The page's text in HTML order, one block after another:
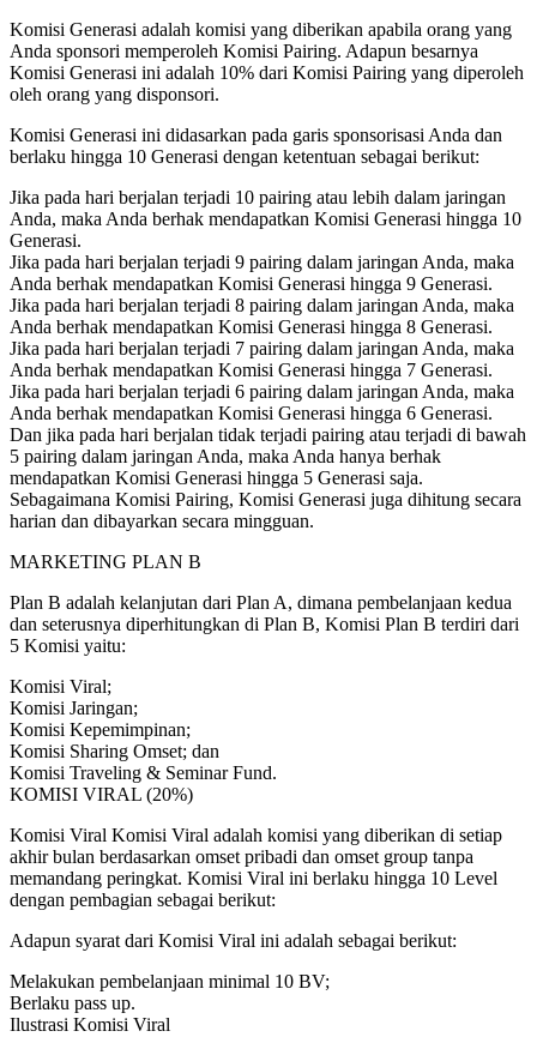
Komisi Generasi adalah komisi yang diberikan apabila orang yang
Anda sponsori memperoleh Komisi Pairing. Adapun besarnya
Komisi Generasi ini adalah 10% dari Komisi Pairing yang diperoleh
oleh orang yang disponsori.
Komisi Generasi ini didasarkan pada garis sponsorisasi Anda dan
berlaku hingga 10 Generasi dengan ketentuan sebagai berikut:
Jika pada hari berjalan terjadi 10 pairing atau lebih dalam jaringan
Anda, maka Anda berhak mendapatkan Komisi Generasi hingga 10
Generasi.
Jika pada hari berjalan terjadi 9 pairing dalam jaringan Anda, maka
Anda berhak mendapatkan Komisi Generasi hingga 9 Generasi.
Jika pada hari berjalan terjadi 8 pairing dalam jaringan Anda, maka
Anda berhak mendapatkan Komisi Generasi hingga 8 Generasi.
Jika pada hari berjalan terjadi 7 pairing dalam jaringan Anda, maka
Anda berhak mendapatkan Komisi Generasi hingga 7 Generasi.
Jika pada hari berjalan terjadi 6 pairing dalam jaringan Anda, maka
Anda berhak mendapatkan Komisi Generasi hingga 6 Generasi.
Dan jika pada hari berjalan tidak terjadi pairing atau terjadi di bawah
5 pairing dalam jaringan Anda, maka Anda hanya berhak
mendapatkan Komisi Generasi hingga 5 Generasi saja.
Sebagaimana Komisi Pairing, Komisi Generasi juga dihitung secara
harian dan dibayarkan secara mingguan.
MARKETING PLAN B
Plan B adalah kelanjutan dari Plan A, dimana pembelanjaan kedua
dan seterusnya diperhitungkan di Plan B, Komisi Plan B terdiri dari
5 Komisi yaitu:
Komisi Viral;
Komisi Jaringan;
Komisi Kepemimpinan;
Komisi Sharing Omset; dan
Komisi Traveling & Seminar Fund.
KOMISI VIRAL (20%)
Komisi Viral Komisi Viral adalah komisi yang diberikan di setiap
akhir bulan berdasarkan omset pribadi dan omset group tanpa
memandang peringkat. Komisi Viral ini berlaku hingga 10 Level
dengan pembagian sebagai berikut:
Adapun syarat dari Komisi Viral ini adalah sebagai berikut:
Melakukan pembelanjaan minimal 10 BV;
Berlaku pass up.
Ilustrasi Komisi Viral